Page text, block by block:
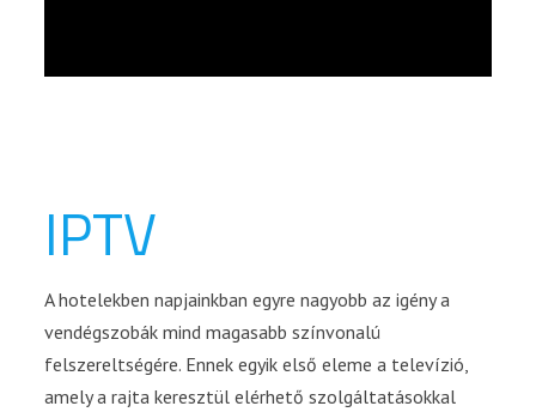
IPTV
A hotelekben napjainkban egyre nagyobb az igény a
vendégszobák mind magasabb színvonalú
felszereltségére. Ennek egyik első eleme a televízió,
amely a rajta keresztül elérhető szolgáltatásokkal